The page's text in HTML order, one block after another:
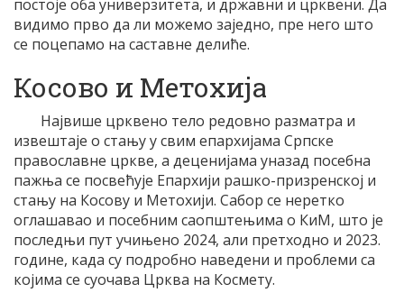
постоје оба универзитета, и државни и црквени. Да
видимо прво да ли можемо заједно, пре него што
се поцепамо на саставне делиће.
Косово и Метохија
Највише црквено тело редовно разматра и
извештаје о стању у свим епархијама Српске
православне цркве, а деценијама уназад посебна
пажња се посвећује Епархији рашко-призренској и
стању на Косову и Метохији. Сабор се неретко
оглашавао и посебним саопштењима о КиМ, што је
последњи пут учињено 2024, али претходно и 2023.
године, када су подробно наведени и проблеми са
којима се суочава Црква на Космету.